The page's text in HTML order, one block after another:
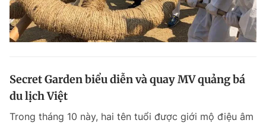
Secret Garden biểu diễn và quay MV quảng bá
du lịch Việt
Trong tháng 10 này, hai tên tuổi được giới mộ điệu âm